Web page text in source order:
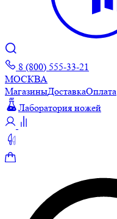
8 (800) 555-33-21
МОСКВА
МагазиныДоставкаОплата
Лаборатория ножей